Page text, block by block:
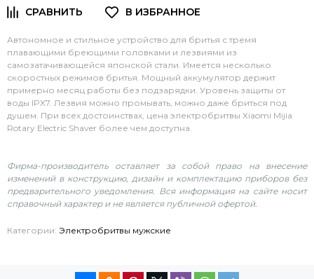
Автономное и стильное устройство для бритья с тремя
плавающими бреющими головками и лезвиями из
самозатачивающейся японской стали. Имеется несколько
скоростных режимов бритья. Мощный аккумулятор держит
примерно месяц работы без подзарядки. Уровень защиты от
воды IPX7. Лезвия можно промывать, можно даже бриться под
душем. При всех достоинствах, цена электробритвы Xiaomi Mijia
Rotary Electric Shaver более чем доступна.
Фирма-производитель оставляет за собой право на внесение
изменений в конструкцию, дизайн и комплектацию приборов без
предварительного уведомления. Вся информация на сайте носит
справочный характер и не является публичной офертой.
Категории: Электробритвы мужские